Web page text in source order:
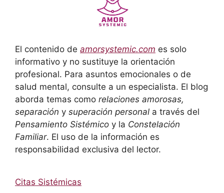
El contenido de amorsystemic.com es solo
informativo y no sustituye la orientación
profesional. Para asuntos emocionales o de
salud mental, consulte a un especialista. El blog
aborda temas como relaciones amorosas,
separación y superación personal a través del
Pensamiento Sistémico y la Constelación
Familiar. El uso de la información es
responsabilidad exclusiva del lector.
Citas Sistémicas